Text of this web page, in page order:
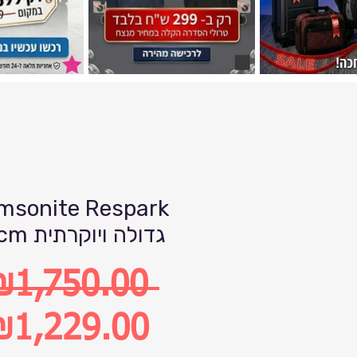
Respark
79cm גדולה ויוקרתית